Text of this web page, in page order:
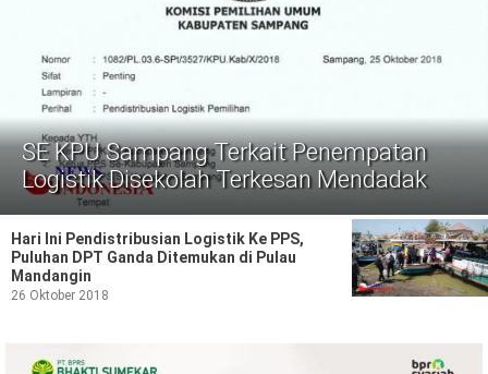
Korupsi
Politik
Gaya Hidup
Kesehatan Kuliner
Otomotif
SE KPU Sampang Terkait Penempatan
Logistik Disekolah Terkesan Mendadak
Hari Ini Pendistribusian Logistik Ke PPS,
Puluhan DPT Ganda Ditemukan di Pulau
Mandangin
26 Oktober 2018